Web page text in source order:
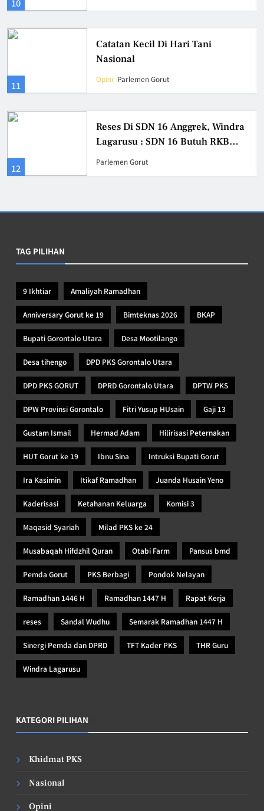
11
Catatan Kecil Di Hari Tani
Nasional
Opini Parlemen Gorut
12
Reses Di SDN 16 Anggrek, Windra
Lagarusu : SDN 16 Butuh RKB
dan Ruang Perpustakaan
Parlemen Gorut
TAG PILIHAN
9 Ikhtiar Amaliyah Ramadhan
Anniversary Gorut ke 19 Bimteknas 2026 BKAP
Bupati Gorontalo Utara Desa Mootilango
Desa tihengo DPD PKS Gorontalo Utara
DPD PKS GORUT DPRD Gorontalo Utara DPTW PKS
DPW Provinsi Gorontalo Fitri Yusup HUsain Gaji 13
Gustam Ismail Hermad Adam Hilirisasi Peternakan
HUT Gorut ke 19 Ibnu Sina Intruksi Bupati Gorut
Ira Kasimin Itikaf Ramadhan Juanda Husain Yeno
Kaderisasi Ketahanan Keluarga Komisi 3
Maqasid Syariah Milad PKS ke 24
Musabaqah Hifdzhil Quran Otabi Farm Pansus bmd
Pemda Gorut PKS Berbagi Pondok Nelayan
Ramadhan 1446 H Ramadhan 1447 H Rapat Kerja
reses Sandal Wudhu Semarak Ramadhan 1447 H
Sinergi Pemda dan DPRD TFT Kader PKS THR Guru
Windra Lagarusu
KATEGORI PILIHAN
Khidmat PKS
Nasional
Opini